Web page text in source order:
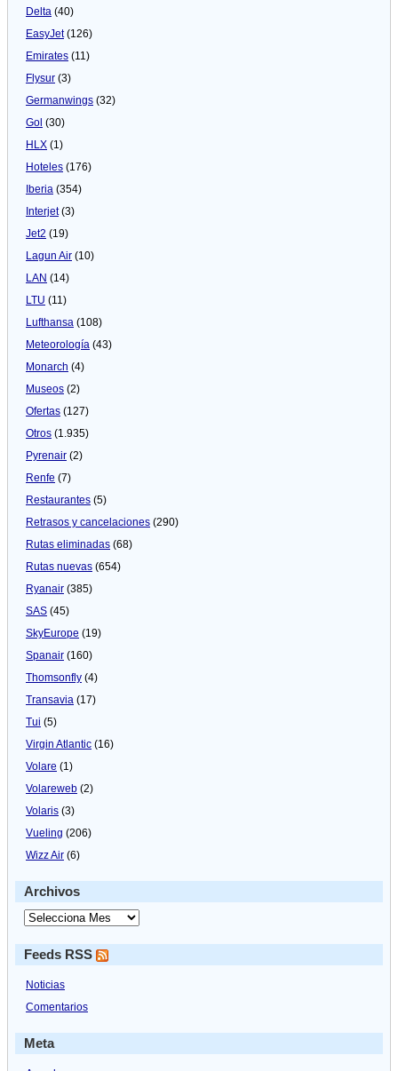
Delta (40)
EasyJet(126)
Emirates (11)
Flysur (3)
Germanwings (32)
Gol (30)
HLX (1)
Hoteles (176)
Iberia (354)
Interjet(3)
Jet2 (19)
Lagun Air (10)
LAN (14)
LTU (11)
Lufthansa (108)
Meteorologí­a (43)
Monarch (4)
Museos (2)
Ofertas (127)
Otros (1.935)
Pyrenair (2)
Renfe (7)
Restaurantes (5)
Retrasos y cancelaciones (290)
Rutas eliminadas (68)
Rutas nuevas (654)
Ryanair (385)
SAS (45)
SkyEurope (19)
Spanair (160)
Thomsonfly (4)
Transavia (17)
Tui (5)
Virgin Atlantic (16)
Volare (1)
Volareweb (2)
Volaris (3)
Vueling (206)
Wizz Air (6)
Archivos
Feeds RSS
Noticias
Comentarios
Meta